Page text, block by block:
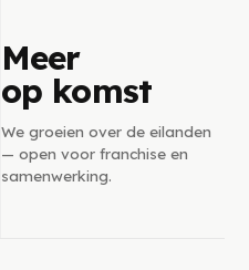
Meer
op komst
We groeien over de eilanden
— open voor franchise en
samenwerking.